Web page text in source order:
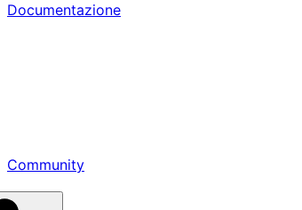
Documentazione
Community